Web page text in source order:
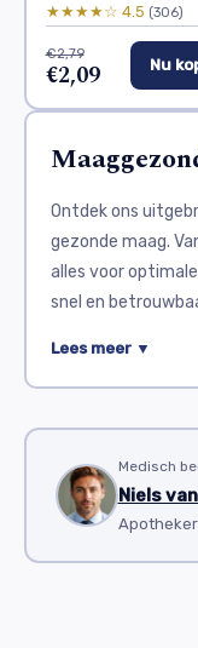
★★★★☆ 4.5 (306)
€2,79
€2,09 Nu
Ontdek ons
gezonde maag.
alles voor
snel en
Maaggezondheid
Gelukkig zijn er
klachten kunnen
overzicht en
in deze categorie.
Aciphex
Lees meer ▼
Medisch
Niels